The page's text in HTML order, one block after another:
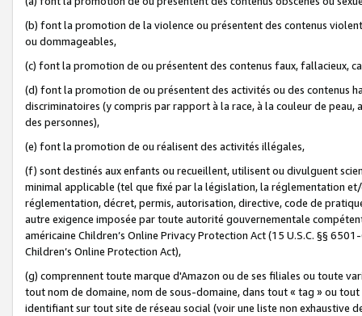
(b) font la promotion de la violence ou présentent des contenus
ou dommageables,
(c) font la promotion de ou présentent des contenus faux, fallacieux,
(d) font la promotion de ou présentent des activités ou des contenus
discriminatoires (y compris par rapport à la race, à la couleur de
des personnes),
(e) font la promotion de ou réalisent des activités illégales,
(f) sont destinés aux enfants ou recueillent, utilisent ou divulguent
minimal applicable (tel que fixé par la législation, la réglementation
réglementation, décret, permis, autorisation, directive, code de
autre exigence imposée par toute autorité gouvernementale
américaine Children’s Online Privacy Protection Act (15 U.S.C. §§
Children’s Online Protection Act),
(g) comprennent toute marque d'Amazon ou de ses filiales ou toute
tout nom de domaine, nom de sous-domaine, dans tout « tag » ou
identifiant sur tout site de réseau social (voir une liste non exhaustive